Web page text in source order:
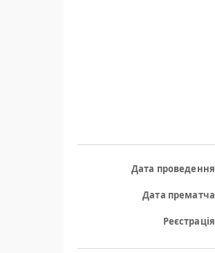
Дата проведення
Дата прематча
Реєстрація